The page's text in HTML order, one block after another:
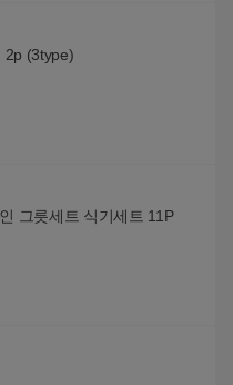
2p (3type)
그릇세트 식기세트 11P